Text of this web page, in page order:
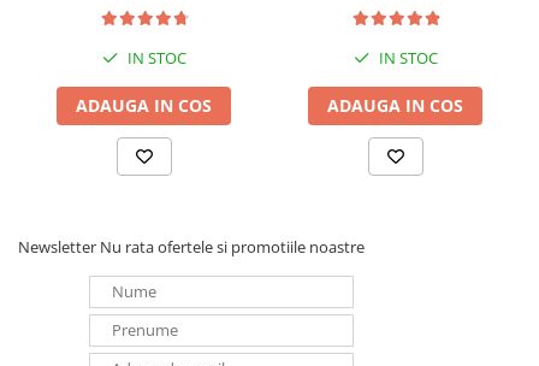
Redresoare auto, moto, barci si
UPS pentru centrale termice si
sisteme de urgenta - acumulator
UPS Calculatoare si Servere
Stabilizatoare Tensiune
PDUs unitati de distributie a
energiei electrice
Cabinete baterii
IN STOC
ADAUGA IN COS
IN STOC
ADAUGA IN COS
Newsletter Nu rata ofertele si promotiile noastre